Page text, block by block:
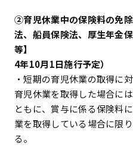
②育児休業中の保険料の免
法、船員保険法、厚生年金
等】
4年10月1日施行予定）
・短期の育児休業の取得に
育児休業を取得した場合に
ともに、賞与に係る保険料
業を取得している場合に限
る。